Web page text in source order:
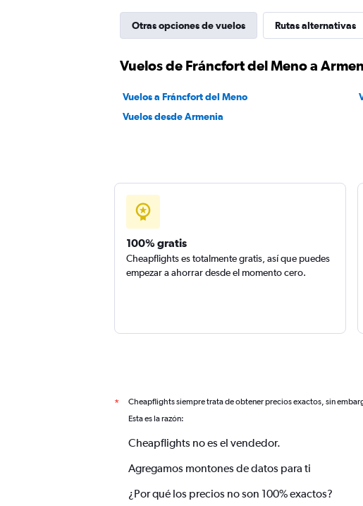
Otras opciones de vuelos Rutas alternativas
Vuelos de Fráncfort del Meno a
Vuelos a Fráncfort del Meno
Vuelos desde Armenia
100% gratis
Cheapflights es totalmente gratis, así que puedes
empezar a ahorrar desde el momento cero.
* Cheapflights siempre trata de obtener precios exactos, sin
Esta es la razón:
Cheapflights no es el vendedor.
Agregamos montones de datos para ti
¿Por qué los precios no son 100% exactos?